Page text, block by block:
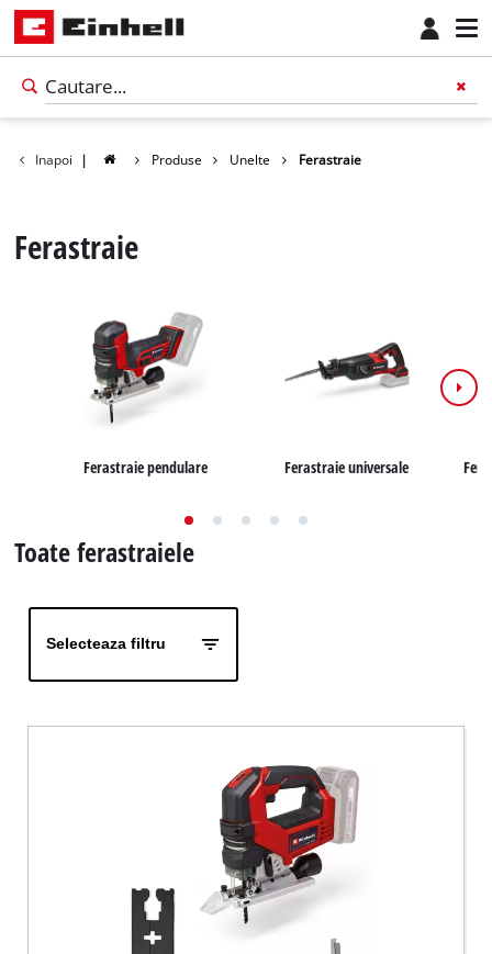
RORomână
Inapoi | Produse Unelte Ferastraie
Ferastraie
Ferastraie pendulare Ferastraie universale
Toate ferastraiele
Selecteaza filtru